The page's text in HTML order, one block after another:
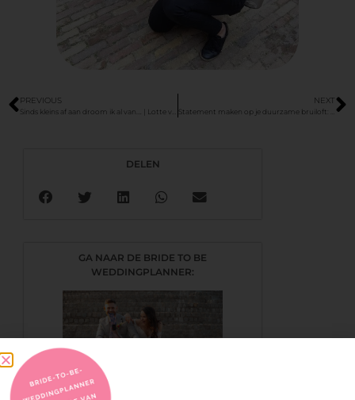
DELEN
GA NAAR DE BRIDE TO BE
WEDDINGPLANNER:
PREVIOUS NEXT